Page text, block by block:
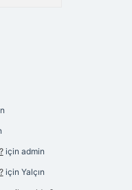
için admin
için Yalçın